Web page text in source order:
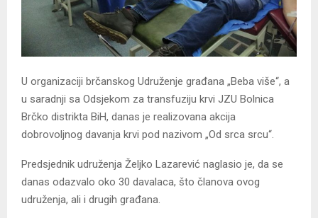
U organizaciji brčanskog Udruženje građana „Beba više“, a
u saradnji sa Odsjekom za transfuziju krvi JZU Bolnica
Brčko distrikta BiH, danas je realizovana akcija
dobrovoljnog davanja krvi pod nazivom „Od srca srcu“.
Predsjednik udruženja Željko Lazarević naglasio je, da se
danas odazvalo oko 30 davalaca, što članova ovog
udruženja, ali i drugih građana.